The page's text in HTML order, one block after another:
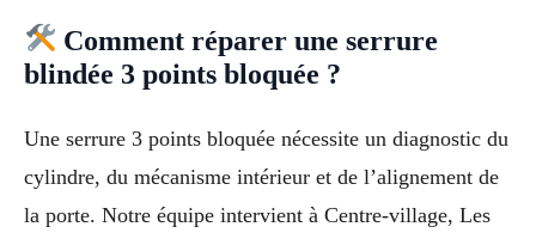
Comment réparer une serrure
blindée 3 points bloquée ?
Une serrure 3 points bloquée nécessite un diagnostic du
cylindre, du mécanisme intérieur et de l’alignement de
la porte. Notre équipe intervient à Centre-village, Les